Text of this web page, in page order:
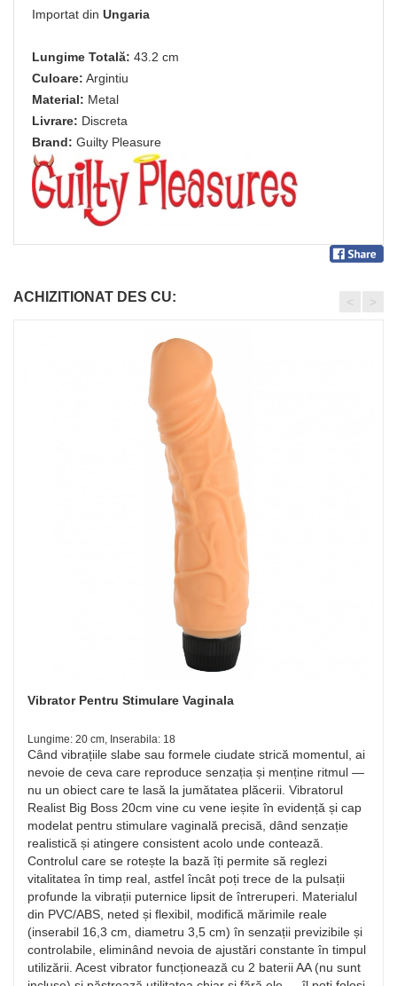
Importat din Ungaria
Lungime Totală: 43.2 cm
Culoare: Argintiu
Material: Metal
Livrare: Discreta
Brand: Guilty Pleasure
ACHIZITIONAT DES CU:
Vibrator Pentru Stimulare Vaginala
Lungime: 20 cm, Inserabila: 18
Când vibrațiile slabe sau formele ciudate strică momentul, ai
nevoie de ceva care reproduce senzația și menține ritmul —
nu un obiect care te lasă la jumătatea plăcerii. Vibratorul
Realist Big Boss 20cm vine cu vene ieșite în evidență și cap
modelat pentru stimulare vaginală precisă, dând senzație
realistică și atingere consistent acolo unde contează.
Controlul care se rotește la bază îți permite să reglezi
vitalitatea în timp real, astfel încât poți trece de la pulsații
profunde la vibrații puternice lipsit de întreruperi. Materialul
din PVC/ABS, neted și flexibil, modifică mărimile reale
(inserabil 16,3 cm, diametru 3,5 cm) în senzații previzibile și
controlabile, eliminând nevoia de ajustări constante în timpul
utilizării. Acest vibrator funcționează cu 2 baterii AA (nu sunt
< >